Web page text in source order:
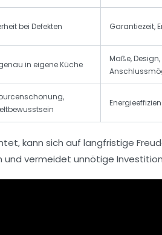
bei Defekten Garantiezeit,
in eigene Küche
Maße, Design,
kann sich auf langfristige
und vermeidet unnötige